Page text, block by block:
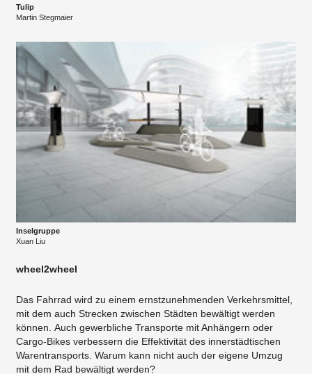
Tulip
Martin Stegmaier
Inselgruppe
Xuan Liu
wheel2wheel
Das Fahrrad wird zu einem ernstzunehmenden Verkehrsmittel,
mit dem auch Strecken zwischen Städten bewältigt werden
können. Auch gewerbliche Transporte mit Anhängern oder
Cargo-Bikes verbessern die Effektivität des innerstädtischen
Warentransports. Warum kann nicht auch der eigene Umzug
mit dem Rad bewältigt werden?